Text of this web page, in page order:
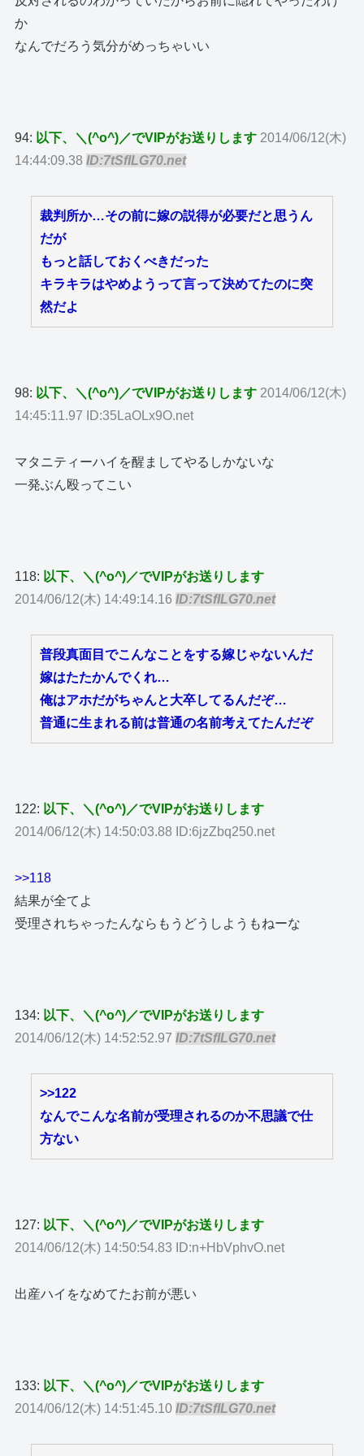
か
なんでだろう気分がめっちゃいい
94: 以下、＼(^o^)／でVIPがお送りします 2014/06/12(木)
14:44:09.38ID:7tSfILG70.net
裁判所か…その前に嫁の説得が必要だと思うん
だが
もっと話しておくべきだった
キラキラはやめようって言って決めてたのに突
然だよ
98: 以下、＼(^o^)／でVIPがお送りします 2014/06/12(木)
14:45:11.97 ID:35LaOLx9O.net
マタニティーハイを醒ましてやるしかないな
一発ぶん殴ってこい
118: 以下、＼(^o^)／でVIPがお送りします
2014/06/12(木) 14:49:14.16ID:7tSfILG70.net
普段真面目でこんなことをする嫁じゃないんだ
嫁はたたかんでくれ…
俺はアホだがちゃんと大卒してるんだぞ…
普通に生まれる前は普通の名前考えてたんだぞ
122: 以下、＼(^o^)／でVIPがお送りします
2014/06/12(木) 14:50:03.88 ID:6jzZbq250.net
>>118
結果が全てよ
受理されちゃったんならもうどうしようもねーな
134: 以下、＼(^o^)／でVIPがお送りします
2014/06/12(木) 14:52:52.97ID:7tSfILG70.net
>>122
なんでこんな名前が受理されるのか不思議で仕
方ない
127: 以下、＼(^o^)／でVIPがお送りします
2014/06/12(木) 14:50:54.83 ID:n+HbVphvO.net
出産ハイをなめてたお前が悪い
133: 以下、＼(^o^)／でVIPがお送りします
2014/06/12(木) 14:51:45.10ID:7tSfILG70.net